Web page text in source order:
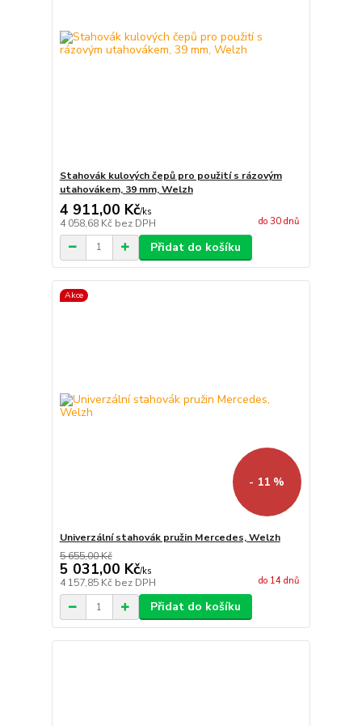
Stahovák kulových čepů pro použití s rázovým
utahovákem, 39 mm, Welzh
4 911,00 Kč/ks
4 058,68 Kč bez DPH do 30 dnů
Přidat do košíku
Akce
- 11 %
Univerzální stahovák pružin Mercedes, Welzh
5 655,00 Kč
5 031,00 Kč/ks
4 157,85 Kč bez DPH do 14 dnů
Přidat do košíku